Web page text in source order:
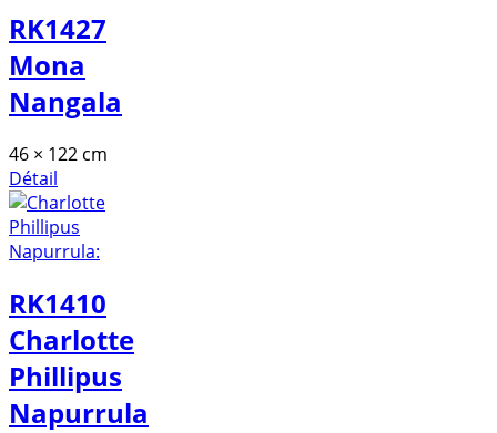
RK1427
Mona
Nangala
46 × 122 cm
Détail
RK1410
Charlotte
Phillipus
Napurrula